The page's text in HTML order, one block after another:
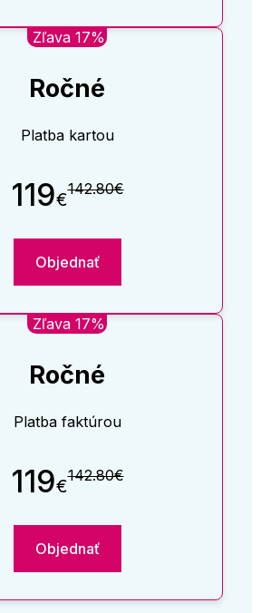
Zľava 17%
Ročné
Platba kartou
119€142.80€
Objednať
Zľava 17%
Ročné
Platba faktúrou
119€142.80€
Objednať